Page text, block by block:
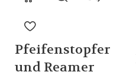
Pfeifenstopfer
und Reamer